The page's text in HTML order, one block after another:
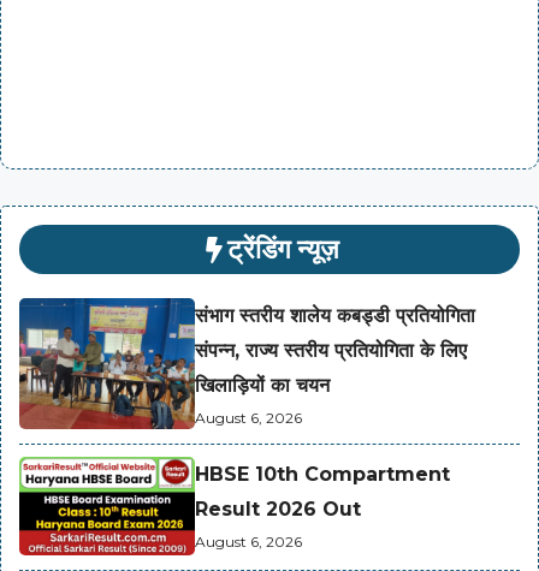
ट्रेंडिंग न्यूज़
संभाग स्तरीय शालेय कबड्डी प्रतियोगिता
संपन्न, राज्य स्तरीय प्रतियोगिता के लिए
खिलाड़ियों का चयन
August 6, 2026
HBSE 10th Compartment
Result 2026 Out
August 6, 2026